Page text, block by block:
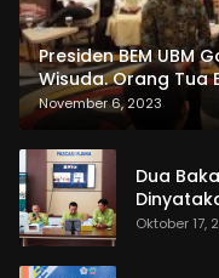
Presiden BEM UBM
Wisuda. Orang Tua
dan Pemasangan
November 6, 2023
Dua
Oktober 17,